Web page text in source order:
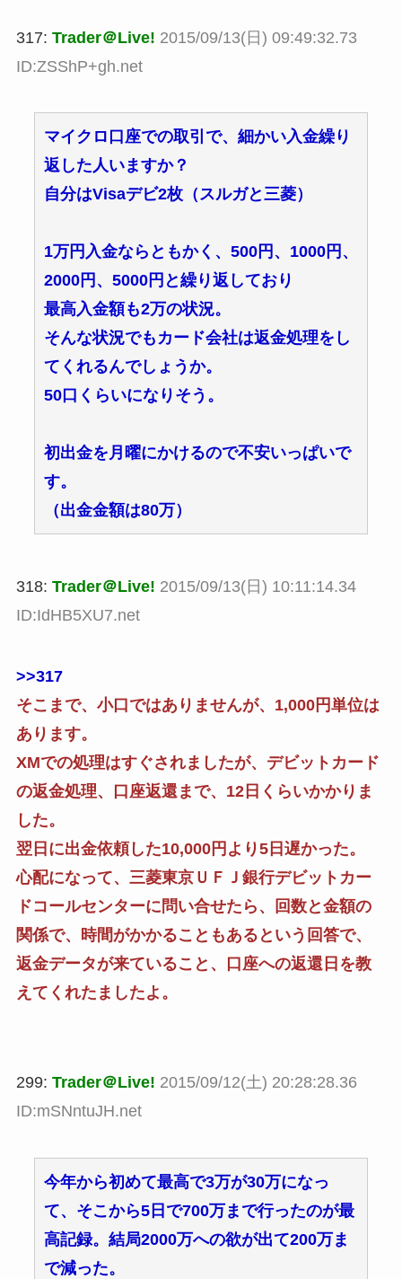
317: Trader＠Live! 2015/09/13(日) 09:49:32.73
ID:ZSShP+gh.net
マイクロ口座での取引で、細かい入金繰り
返した人いますか？
自分はVisaデビ2枚（スルガと三菱）
1万円入金ならともかく、500円、1000円、
2000円、5000円と繰り返しており
最高入金額も2万の状況。
そんな状況でもカード会社は返金処理をし
てくれるんでしょうか。
50口くらいになりそう。
初出金を月曜にかけるので不安いっぱいで
す。
（出金金額は80万）
318: Trader＠Live! 2015/09/13(日) 10:11:14.34
ID:IdHB5XU7.net
>>317
そこまで、小口ではありませんが、1,000円単位は
あります。
XMでの処理はすぐされましたが、デビットカード
の返金処理、口座返還まで、12日くらいかかりま
した。
翌日に出金依頼した10,000円より5日遅かった。
心配になって、三菱東京ＵＦＪ銀行デビットカー
ドコールセンターに問い合せたら、回数と金額の
関係で、時間がかかることもあるという回答で、
返金データが来ていること、口座への返還日を教
えてくれたましたよ。
299: Trader＠Live! 2015/09/12(土) 20:28:28.36
ID:mSNntuJH.net
今年から初めて最高で3万が30万になっ
て、そこから5日で700万まで行ったのが最
高記録。結局2000万への欲が出て200万ま
で減った。